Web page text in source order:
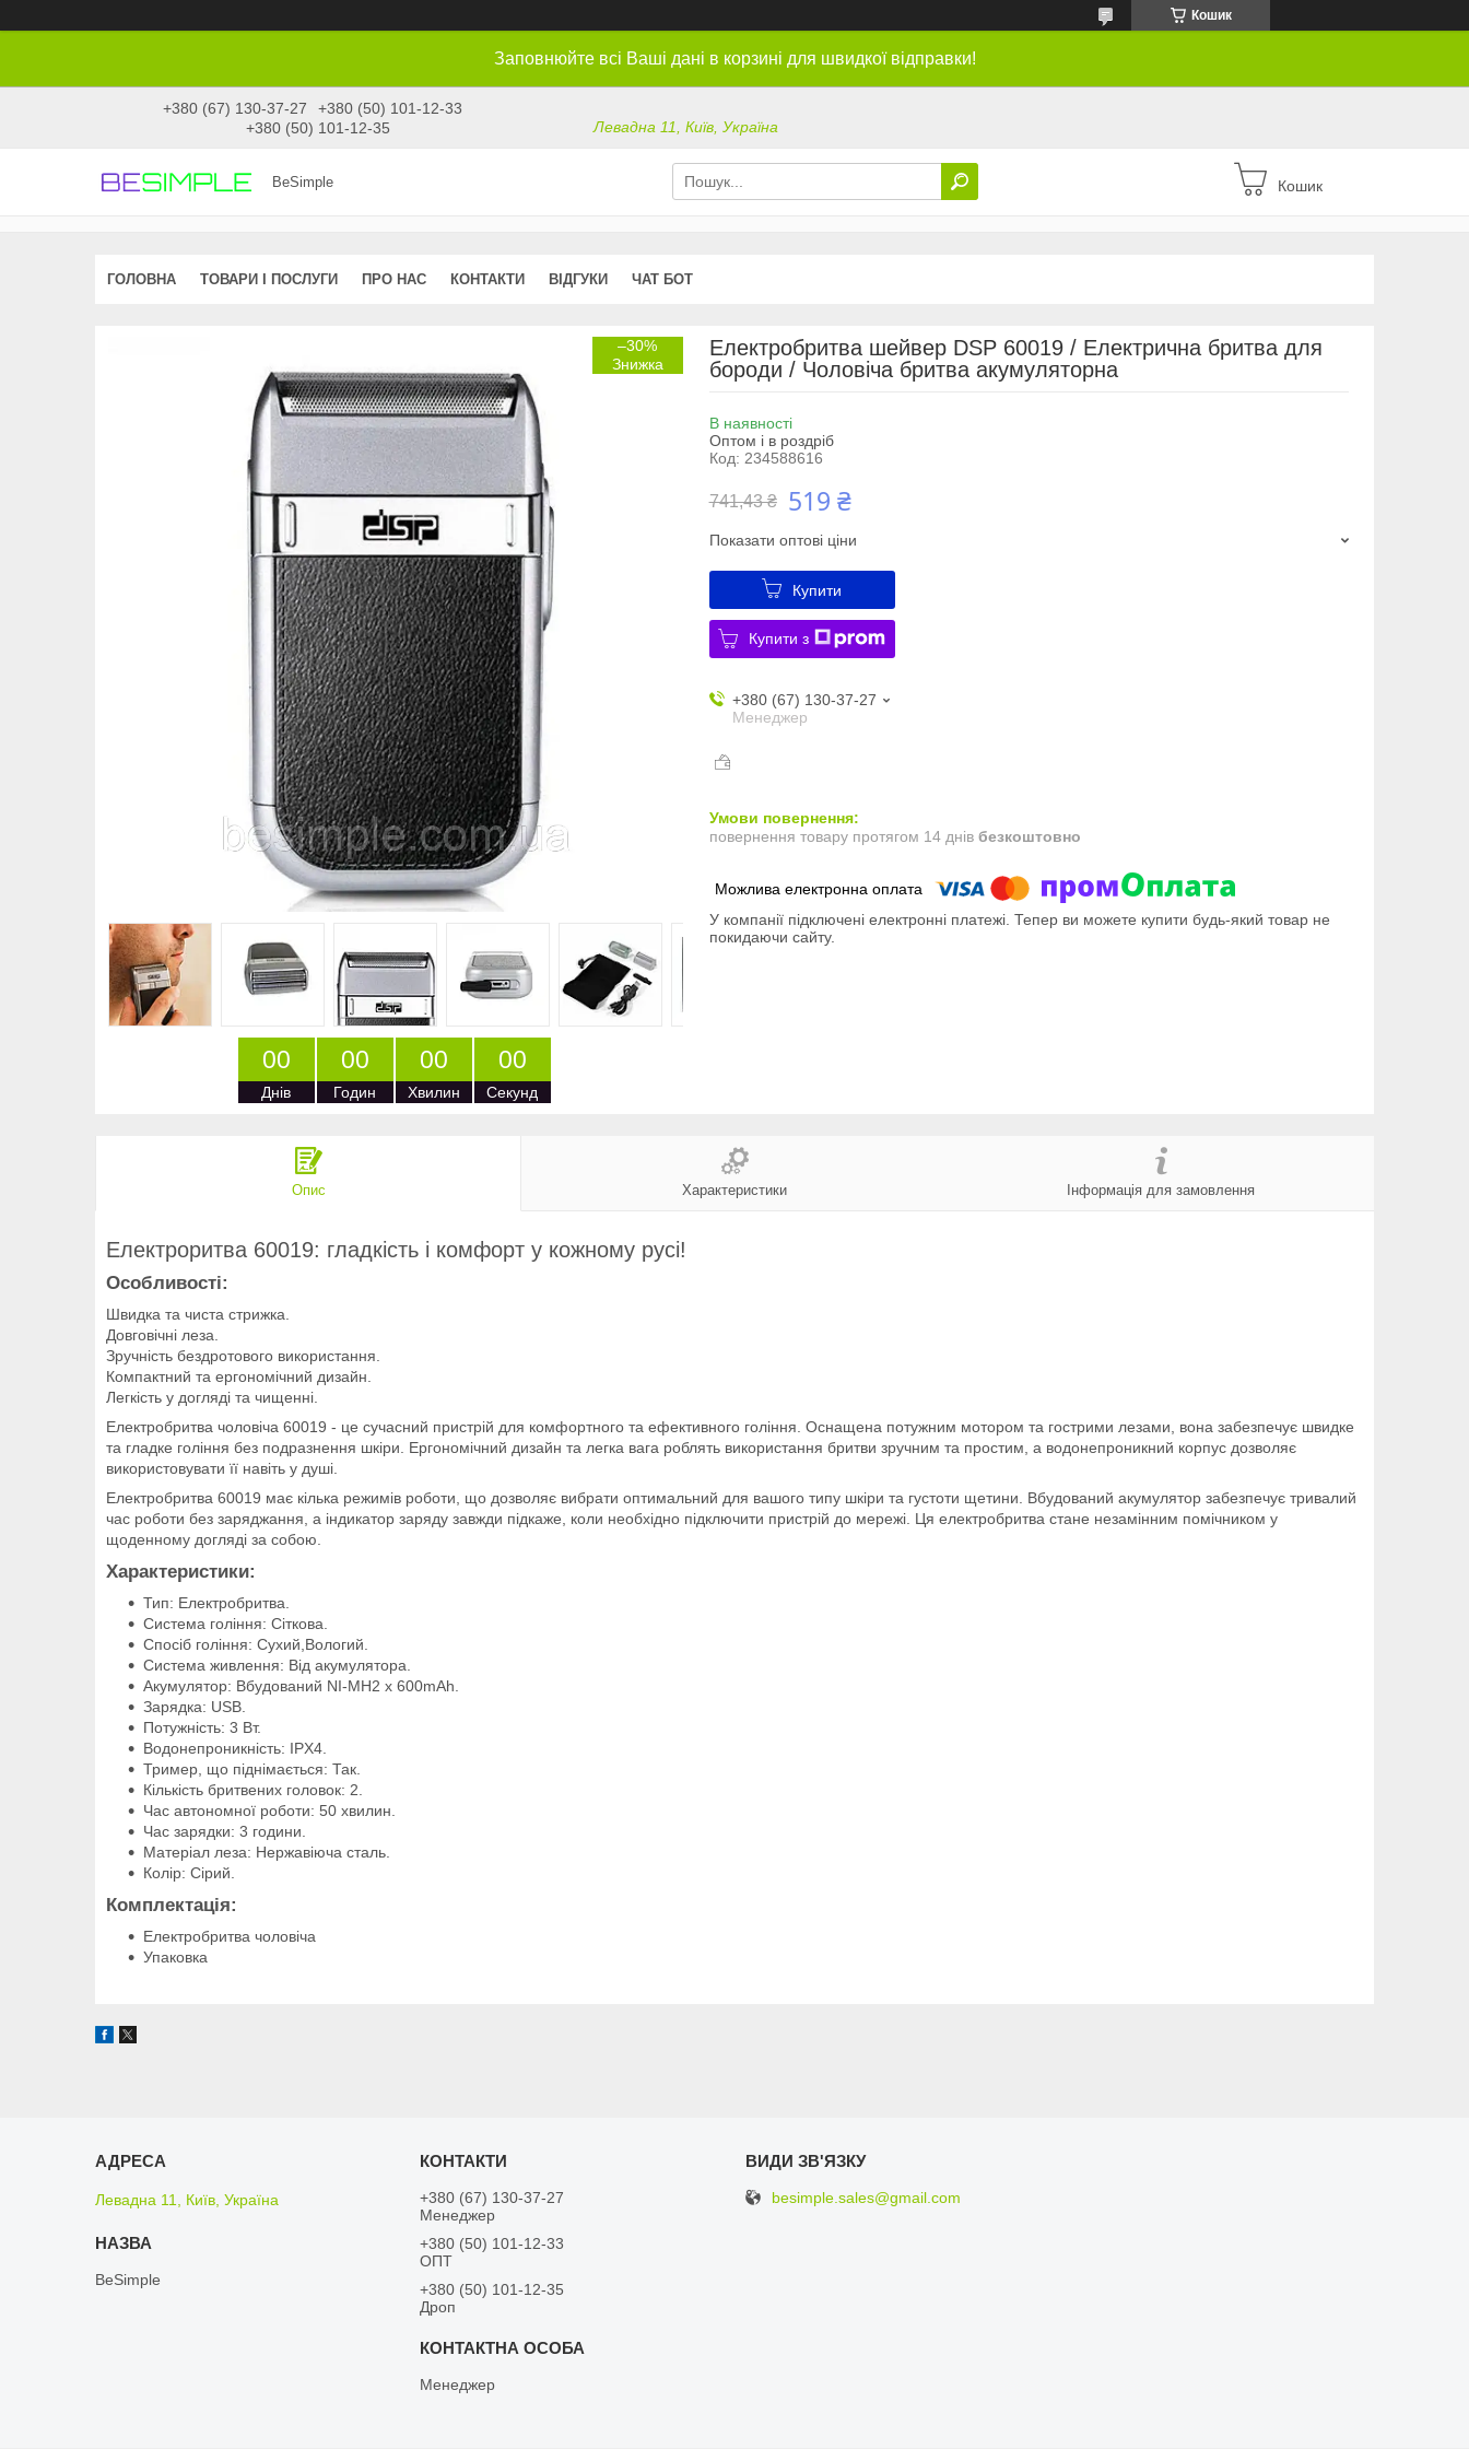
Кошик
Заповнюйте всі Ваші дані в корзині для швидкої відправки!
+380 (67) 130-37-27
+380 (50) 101-12-33
+380 (50) 101-12-35
Левадна 11, Київ, Україна
BeSimple Кошик
ГОЛОВНА ТОВАРИ І ПОСЛУГИ ПРО НАС КОНТАКТИ ВІДГУКИ ЧАТ БОТ
–30%
00
Днів
00
Годин
00
Хвилин
00
Секунд
Електробритва шейвер DSP 60019 / Електрична бритва для
бороди / Чоловіча бритва акумуляторна
В наявності
Оптом і в роздріб
Код: 234588616
741,43 ₴ 519 ₴
Показати оптові ціни
Купити
Купити з
+380 (67) 130-37-27
Менеджер
повернення товару протягом 14 днів безкоштовно
У компанії підключені електронні платежі. Тепер ви можете купити будь-який товар не
покидаючи сайту.
Опис Характеристики Інформація для замовлення
Електроритва 60019: гладкість і комфорт у кожному русі!
Особливості:
Швидка та чиста стрижка.
Довговічні леза.
Зручність бездротового використання.
Компактний та ергономічний дизайн.
Легкість у догляді та чищенні.
Електробритва чоловіча 60019 - це сучасний пристрій для комфортного та ефективного гоління. Оснащена потужним мотором та гострими лезами, вона забезпечує швидке
та гладке гоління без подразнення шкіри. Ергономічний дизайн та легка вага роблять використання бритви зручним та простим, а водонепроникний корпус дозволяє
використовувати її навіть у душі.
Електробритва 60019 має кілька режимів роботи, що дозволяє вибрати оптимальний для вашого типу шкіри та густоти щетини. Вбудований акумулятор забезпечує тривалий
час роботи без заряджання, а індикатор заряду завжди підкаже, коли необхідно підключити пристрій до мережі. Ця електробритва стане незамінним помічником у
щоденному догляді за собою.
Характеристики:
Тип: Електробритва.
Система гоління: Сіткова.
Спосіб гоління: Сухий,Вологий.
Система живлення: Від акумулятора.
Акумулятор: Вбудований NI-MH2 x 600mAh.
Зарядка: USB.
Потужність: 3 Вт.
Водонепроникність: IPX4.
Тример, що піднімається: Так.
Кількість бритвених головок: 2.
Час автономної роботи: 50 хвилин.
Час зарядки: 3 години.
Матеріал леза: Нержавіюча сталь.
Колір: Сірий.
Комплектація:
Електробритва чоловіча
Упаковка
Левадна 11, Київ, Україна
BeSimple
+380 (67) 130-37-27
Менеджер
+380 (50) 101-12-33
ОПТ
+380 (50) 101-12-35
Дроп
Менеджер
besimple.sales@gmail.com